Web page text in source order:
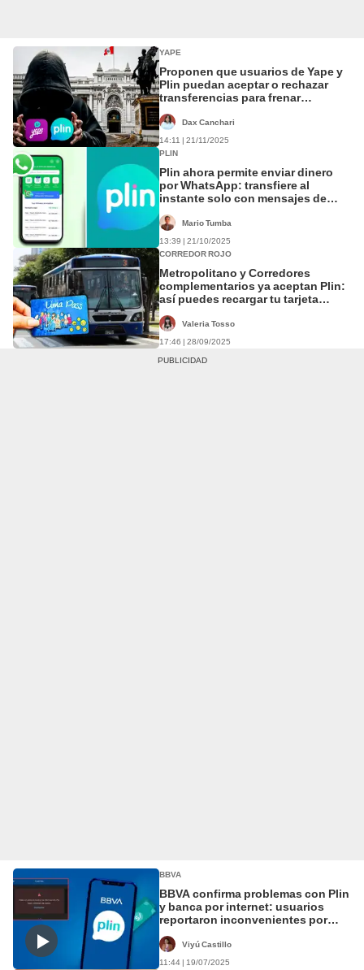
YAPE
Proponen que usuarios de Yape y
Plin puedan aceptar o rechazar
transferencias para frenar
Dax Canchari
14:11 | 21/11/2025
PLIN
Plin ahora permite enviar dinero
por WhatsApp: transfiere al
instante solo con mensajes de
Mario Tumba
13:39 | 21/10/2025
CORREDOR ROJO
Metropolitano y Corredores
complementarios ya aceptan Plin:
así puedes recargar tu tarjeta
Valeria Tosso
17:46 | 28/09/2025
BBVA
BBVA confirma problemas con Plin
y banca por internet: usuarios
reportaron inconvenientes por
Viyú Castillo
11:44 | 19/07/2025